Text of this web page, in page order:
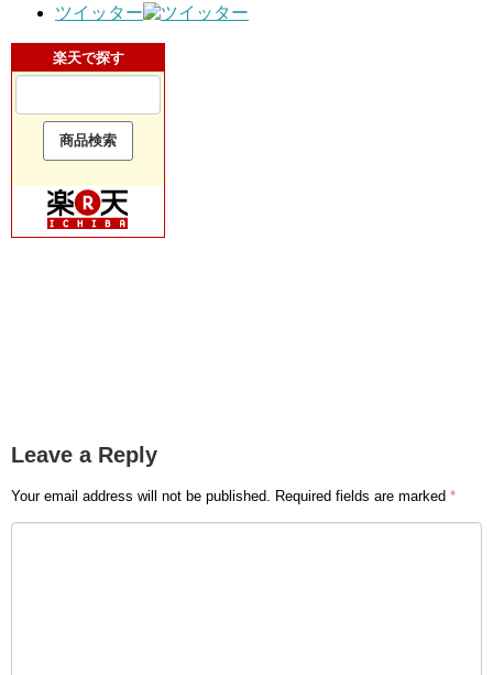
ツイッター
楽天で探す
Leave a Reply
Your email address will not be published. Required fields are marked *